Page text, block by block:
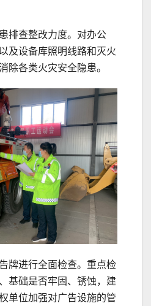
排查整改力度。对办公
及设备库照明线路和灭火
除各类火灾安全隐患。
牌进行全面检查。重点检
基础是否牢固、锈蚀，建
单位加强对广告设施的管